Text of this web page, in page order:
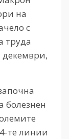
на
с
труда
декември,
болезнен
те линии